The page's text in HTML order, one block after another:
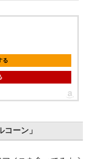
る
ーン」